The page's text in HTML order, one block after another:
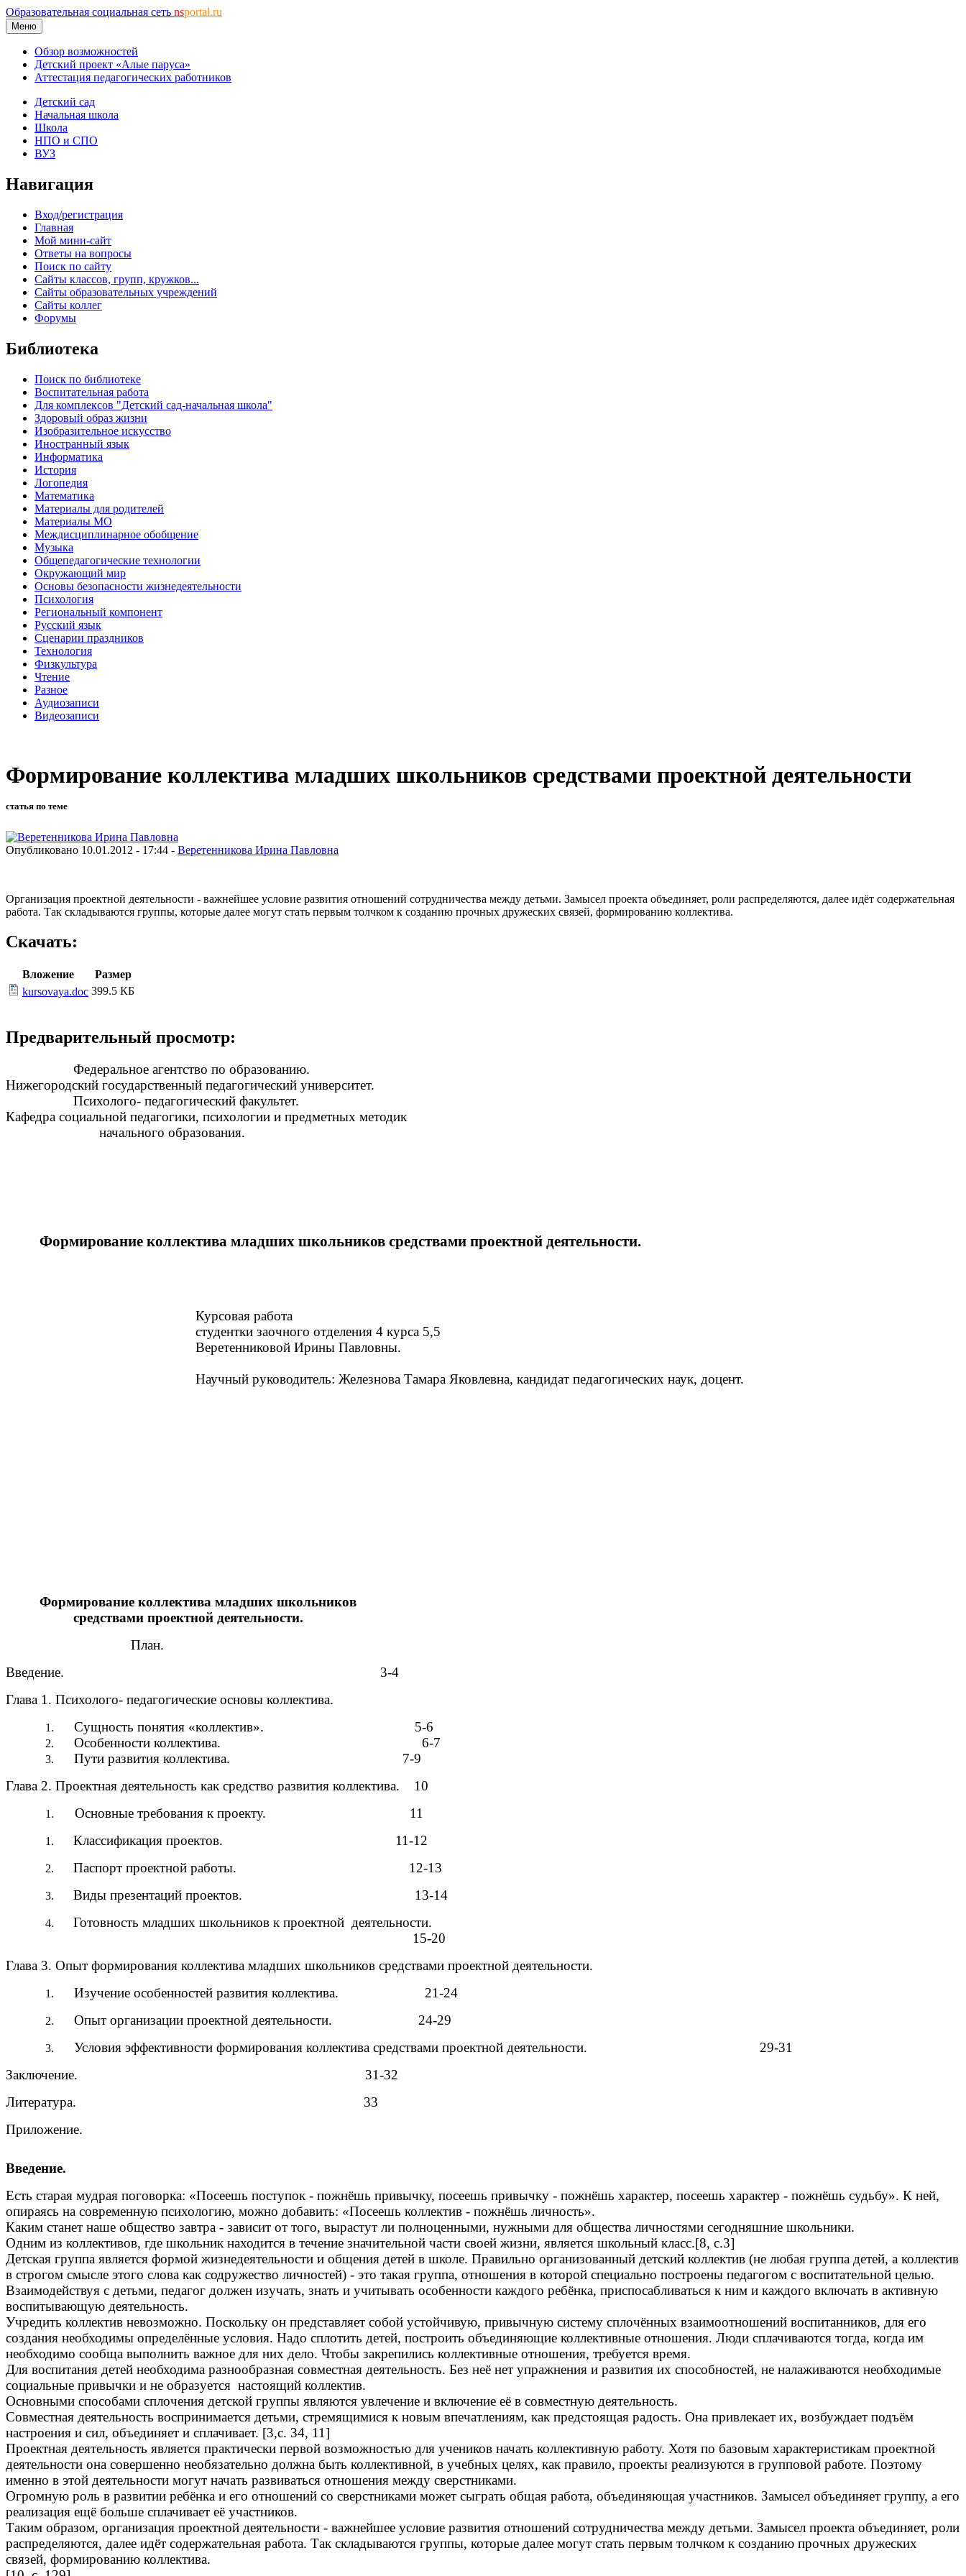
Образовательная социальная сеть nsportal.ru
Меню
Обзор возможностей
Детский проект «Алые паруса»
Аттестация педагогических работников
Детский сад
Начальная школа
Школа
НПО и СПО
ВУЗ
Навигация
Вход/регистрация
Главная
Мой мини-сайт
Ответы на вопросы
Поиск по сайту
Сайты классов, групп, кружков...
Сайты образовательных учреждений
Сайты коллег
Форумы
Библиотека
Поиск по библиотеке
Воспитательная работа
Для комплексов "Детский сад-начальная школа"
Здоровый образ жизни
Изобразительное искусство
Иностранный язык
Информатика
История
Логопедия
Математика
Материалы для родителей
Материалы МО
Междисциплинарное обобщение
Музыка
Общепедагогические технологии
Окружающий мир
Основы безопасности жизнедеятельности
Психология
Региональный компонент
Русский язык
Сценарии праздников
Технология
Физкультура
Чтение
Разное
Аудиозаписи
Видеозаписи
Формирование коллектива младших школьников средствами проектной деятельности
статья по теме
Опубликовано 10.01.2012 - 17:44 - Веретенникова Ирина Павловна
Организация проектной деятельности - важнейшее условие развития отношений сотрудничества между детьми. Замысел проекта объединяет, роли распределяются, далее идёт содержательная
работа. Так складываются группы, которые далее могут стать первым толчком к созданию прочных дружеских связей, формированию коллектива.
Скачать:
Вложение
Размер
kursovaya.doc 399.5 КБ
Предварительный просмотр:
Федеральное агентство по образованию.
Нижегородский государственный педагогический университет.
Психолого- педагогический факультет.
Кафедра социальной педагогики, психологии и предметных методик
начального образования.
Формирование коллектива младших школьников средствами проектной деятельности.
Курсовая работа
студентки заочного отделения 4 курса 5,5
Веретенниковой Ирины Павловны.
Научный руководитель: Железнова Тамара Яковлевна, кандидат педагогических наук, доцент.
Формирование коллектива младших школьников
средствами проектной деятельности.
План.
Введение. 3-4
Глава 1. Психолого- педагогические основы коллектива.
Сущность понятия «коллектив». 5-6
Особенности коллектива. 6-7
Пути развития коллектива. 7-9
Глава 2. Проектная деятельность как средство развития коллектива. 10
Основные требования к проекту. 11
Классификация проектов. 11-12
Паспорт проектной работы. 12-13
Виды презентаций проектов. 13-14
Готовность младших школьников к проектной деятельности.
15-20
Глава 3. Опыт формирования коллектива младших школьников средствами проектной деятельности.
Изучение особенностей развития коллектива. 21-24
Опыт организации проектной деятельности. 24-29
Условия эффективности формирования коллектива средствами проектной деятельности. 29-31
Заключение. 31-32
Литература. 33
Приложение.
Введение.
Есть старая мудрая поговорка: «Посеешь поступок - пожнёшь привычку, посеешь привычку - пожнёшь характер, посеешь характер - пожнёшь судьбу». К ней,
опираясь на современную психологию, можно добавить: «Посеешь коллектив - пожнёшь личность».
Каким станет наше общество завтра - зависит от того, вырастут ли полноценными, нужными для общества личностями сегодняшние школьники.
Одним из коллективов, где школьник находится в течение значительной части своей жизни, является школьный класс.[8, с.3]
Детская группа является формой жизнедеятельности и общения детей в школе. Правильно организованный детский коллектив (не любая группа детей, а коллектив
в строгом смысле этого слова как содружество личностей) - это такая группа, отношения в которой специально построены педагогом с воспитательной целью.
Взаимодействуя с детьми, педагог должен изучать, знать и учитывать особенности каждого ребёнка, приспосабливаться к ним и каждого включать в активную
воспитывающую деятельность.
Учредить коллектив невозможно. Поскольку он представляет собой устойчивую, привычную систему сплочённых взаимоотношений воспитанников, для его
создания необходимы определённые условия. Надо сплотить детей, построить объединяющие коллективные отношения. Люди сплачиваются тогда, когда им
необходимо сообща выполнить важное для них дело. Чтобы закрепились коллективные отношения, требуется время.
Для воспитания детей необходима разнообразная совместная деятельность. Без неё нет упражнения и развития их способностей, не налаживаются необходимые
социальные привычки и не образуется настоящий коллектив.
Основными способами сплочения детской группы являются увлечение и включение её в совместную деятельность.
Совместная деятельность воспринимается детьми, стремящимися к новым впечатлениям, как предстоящая радость. Она привлекает их, возбуждает подъём
настроения и сил, объединяет и сплачивает. [3,с. 34, 11]
Проектная деятельность является практически первой возможностью для учеников начать коллективную работу. Хотя по базовым характеристикам проектной
деятельности она совершенно необязательно должна быть коллективной, в учебных целях, как правило, проекты реализуются в групповой работе. Поэтому
именно в этой деятельности могут начать развиваться отношения между сверстниками.
Огромную роль в развитии ребёнка и его отношений со сверстниками может сыграть общая работа, объединяющая участников. Замысел объединяет группу, а его
реализация ещё больше сплачивает её участников.
Таким образом, организация проектной деятельности - важнейшее условие развития отношений сотрудничества между детьми. Замысел проекта объединяет, роли
распределяются, далее идёт содержательная работа. Так складываются группы, которые далее могут стать первым толчком к созданию прочных дружеских
связей, формированию коллектива.